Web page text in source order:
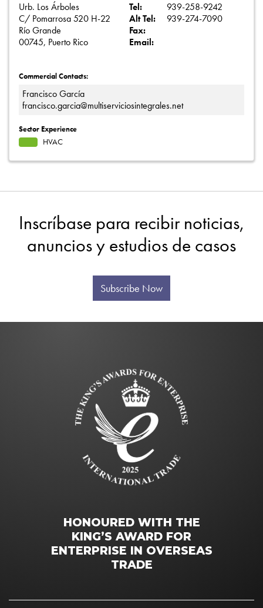
Urb. Los Árboles
C/ Pomarrosa 520 H-22
Río Grande
00745, Puerto Rico
Tel:
939-258-9242
Alt Tel:
939-274-7090
Fax:
Email:
Commercial Contacts:
Francisco García
francisco.garcia@multiserviciosintegrales.net
Sector Experience
HVAC
Inscríbase para recibir noticias,
anuncios y estudios de casos
Subscribe Now
HONOURED WITH THE
KING’S AWARD FOR
ENTERPRISE IN OVERSEAS
TRADE